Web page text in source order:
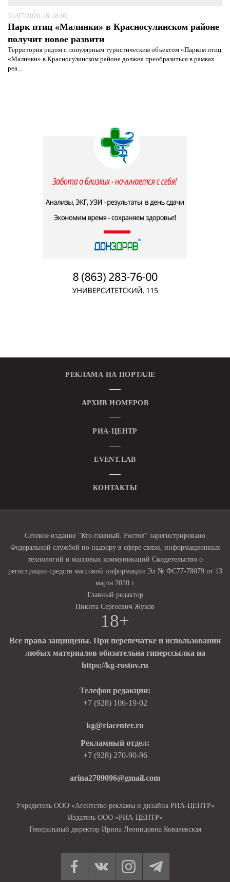
31/07/2026 18:18:00
Парк птиц «Малинки» в Красносулинском районе
получит новое развити
Территория рядом с популярным туристическим объектом «Парком птиц
«Малинки» в Красносулинском районе должна преобразиться в рамках
реа...
РЕКЛАМА НА ПОРТАЛЕ
АРХИВ НОМЕРОВ
РИА-ЦЕНТР
EVENT.LAB
КОНТАКТЫ
Сетевое издание "Кто главный. Ростов" зарегистрировано
Федеральной службой по надзору в сфере связи, информационных
технологий и массовых коммуникаций Свидетельство о
регистрации средств массовой информации Эл № ФС77-78079 от 13
марта 2020 г
Главный редактор
Никита Сергеевич Жуков
18+
Все права защищены. При перепечатке и использовании
любых материалов обязательна гиперссылка на
https://kg-rostov.ru
Телефон редакции:
+7 (928) 106-19-02
kg@riacenter.ru
Рекламный отдел:
+7 (928) 270-90-96
arina2709096@gmail.com
Учредитель ООО «Агентство рекламы и дизайна РИА-ЦЕНТР»
Издатель ООО «РИА-ЦЕНТР»
Генеральный директор Ирина Леонидовна Ковалевская